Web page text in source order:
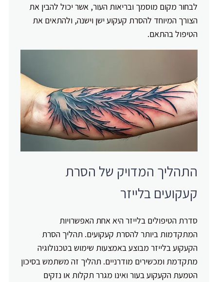
לבחור מקום מוסמך ובריאות העור, אשר יכול להבין את
הצורך המיוחד להסרת קעקוע ישן וישנה, ולהתאים את
הטיפול בהתאם.
התהליך המדויק של הסרת
קעקועים בלייזר
סדרת הטיפולים בלייזר היא אחת האפשרויות
המתקדמות ביותר להסרת קעקועים. תהליך הסרת
הקעקוע בלייזר מבוצע באמצעות שימוש בטכנולוגיה
מתקדמת ומכשירים מודרניים. תהליך זה משתמש בסיכון
הטמעת הקעקוע בעור ואינו מגרר תקלות או נזקים